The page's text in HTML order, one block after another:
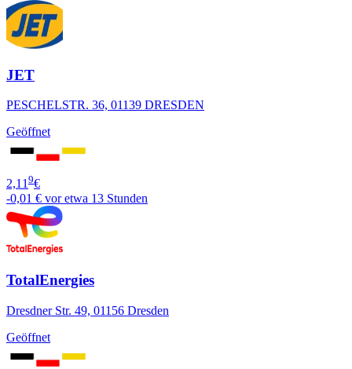
JET
PESCHELSTR. 36, 01139 DRESDEN
Geöffnet
2,119€
-0,01 € vor etwa 13 Stunden
TotalEnergies
Dresdner Str. 49, 01156 Dresden
Geöffnet